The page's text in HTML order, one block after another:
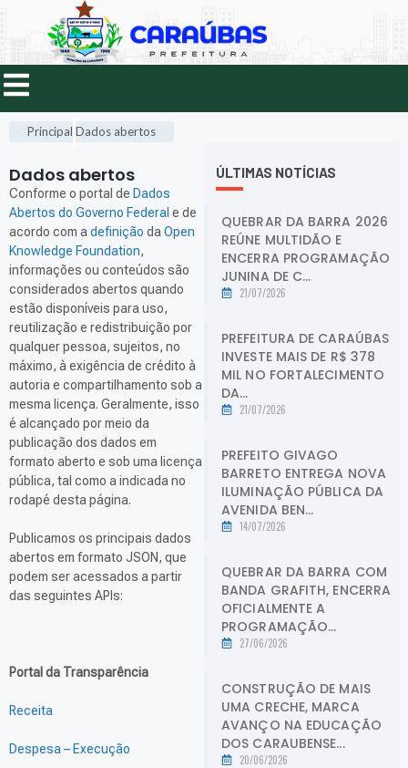
Principal Dados abertos
Dados abertos
Conforme o portal de Dados
Abertos do Governo Federal e de
acordo com adefinição daOpen
Knowledge Foundation,
informações ou conteúdos são
considerados abertos quando
estão disponíveis para uso,
reutilização e redistribuição por
qualquer pessoa, sujeitos, no
máximo, à exigência de crédito à
autoria e compartilhamento sob a
mesma licença. Geralmente, isso
é alcançado por meio da
publicação dos dados em
formato aberto e sob uma licença
pública, tal como a indicada no
rodapé desta página.
Publicamos os principais dados
abertos em formato JSON, que
podem ser acessados a partir
das seguintes APIs:
Portal da Transparência
Receita
Despesa – Execução
ÚLTIMAS NOTÍCIAS
QUEBRAR DA BARRA 2026
REÚNE MULTIDÃO E
ENCERRA PROGRAMAÇÃO
JUNINA DE C...
21/07/2026
PREFEITURA DE CARAÚBAS
INVESTE MAIS DE R$ 378
MIL NO FORTALECIMENTO
DA...
21/07/2026
PREFEITO GIVAGO
BARRETO ENTREGA NOVA
ILUMINAÇÃO PÚBLICA DA
AVENIDA BEN...
14/07/2026
QUEBRAR DA BARRA COM
BANDA GRAFITH, ENCERRA
OFICIALMENTE A
PROGRAMAÇÃO...
27/06/2026
CONSTRUÇÃO DE MAIS
UMA CRECHE, MARCA
AVANÇO NA EDUCAÇÃO
DOS CARAUBENSE...
20/06/2026